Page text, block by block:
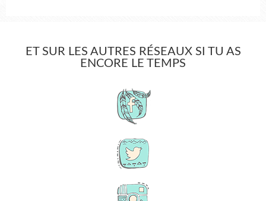
ET SUR LES AUTRES RÉSEAUX SI TU AS
ENCORE LE TEMPS